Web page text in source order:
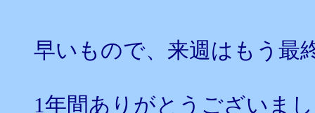
早いもので、来週はもう最
1年間ありがとうございま